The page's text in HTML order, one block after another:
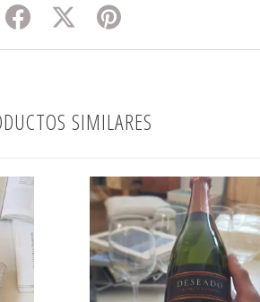
SIMILARES